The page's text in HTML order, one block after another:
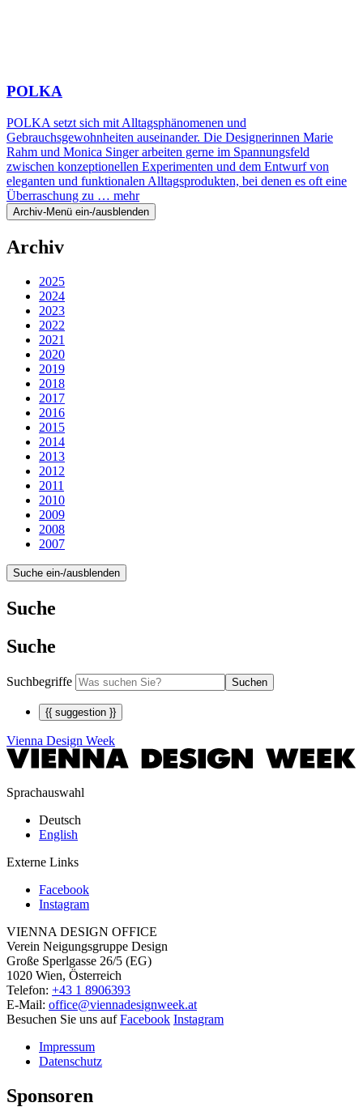
POLKA
POLKA setzt sich mit Alltagsphänomenen und
Gebrauchsgewohnheiten auseinander. Die Designerinnen Marie
Rahm und Monica Singer arbeiten gerne im Spannungsfeld
zwischen konzeptionellen Experimenten und dem Entwurf von
eleganten und funktionalen Alltagsprodukten, bei denen es oft eine
Überraschung zu … mehr
Archiv-Menü ein-/ausblenden
Archiv
2025
2024
2023
2022
2021
2020
2019
2018
2017
2016
2015
2014
2013
2012
2011
2010
2009
2008
2007
Suche ein-/ausblenden
Suche
Suche
Suchbegriffe Suchen
{{ suggestion }}
Vienna Design Week
Sprachauswahl
Deutsch
English
Externe Links
Facebook
Instagram
VIENNA DESIGN OFFICE
Verein Neigungsgruppe Design
Große Sperlgasse 26/5 (EG)
1020 Wien, Österreich
Telefon: +43 1 8906393
E-Mail: office@viennadesignweek.at
Besuchen Sie uns aufFacebook Instagram
Impressum
Datenschutz
Sponsoren